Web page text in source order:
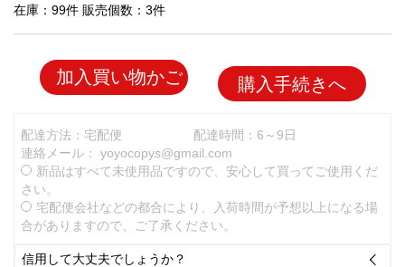
在庫：99件 販売個数：3件
加入買い物かご 購入手続きへ
配達方法：宅配便
配達時間：6～9日
連絡メール： yoyocopys@gmail.com
新品はすべて未使用品ですので、安心して買ってご使用くだ
さい。
宅配便会社などの都合により、入荷時間が予想以上になる場
合がありますので、ご了承ください。
信用して大丈夫でしょうか？ 